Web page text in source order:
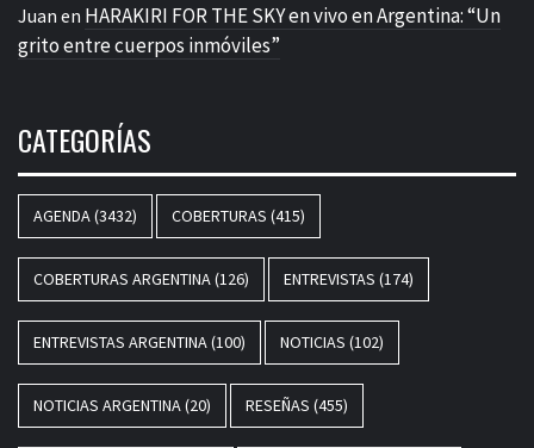
Juan en HARAKIRI FOR THE SKY en vivo en Argentina: “Un
grito entre cuerpos inmóviles”
CATEGORÍAS
AGENDA(3432) COBERTURAS (415)
COBERTURAS ARGENTINA(126) ENTREVISTAS (174)
ENTREVISTAS ARGENTINA(100) NOTICIAS (102)
NOTICIAS ARGENTINA(20) RESEÑAS (455)